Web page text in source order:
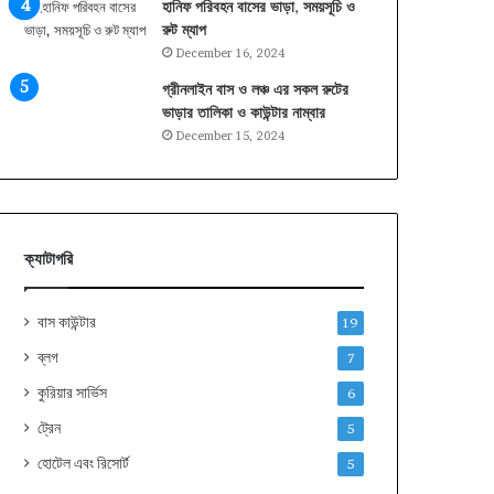
হানিফ পরিবহন বাসের ভাড়া, সময়সূচি ও
রুট ম্যাপ
December 16, 2024
গ্রীনলাইন বাস ও লঞ্চ এর সকল রুটের
ভাড়ার তালিকা ও কাউন্টার নাম্বার
December 15, 2024
ক্যাটাগরি
বাস কাউন্টার 19
ব্লগ 7
কুরিয়ার সার্ভিস 6
ট্রেন 5
হোটেল এবং রিসোর্ট 5